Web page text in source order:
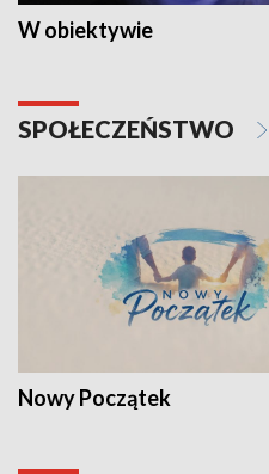
W obiektywie
SPOŁECZEŃSTWO
Nowy Początek